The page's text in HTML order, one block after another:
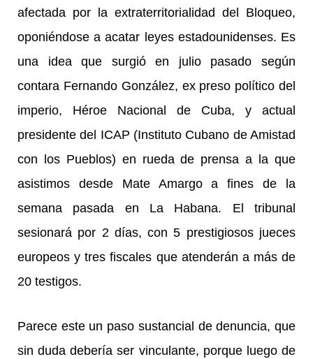
afectada por la extraterritorialidad del Bloqueo,
oponiéndose a acatar leyes estadounidenses. Es
una idea que surgió en julio pasado según
contara Fernando González, ex preso político del
imperio, Héroe Nacional de Cuba, y actual
presidente del ICAP (Instituto Cubano de Amistad
con los Pueblos) en rueda de prensa a la que
asistimos desde Mate Amargo a fines de la
semana pasada en La Habana. El tribunal
sesionará por 2 días, con 5 prestigiosos jueces
europeos y tres fiscales que atenderán a más de
20 testigos.
Parece este un paso sustancial de denuncia, que
sin duda debería ser vinculante, porque luego de